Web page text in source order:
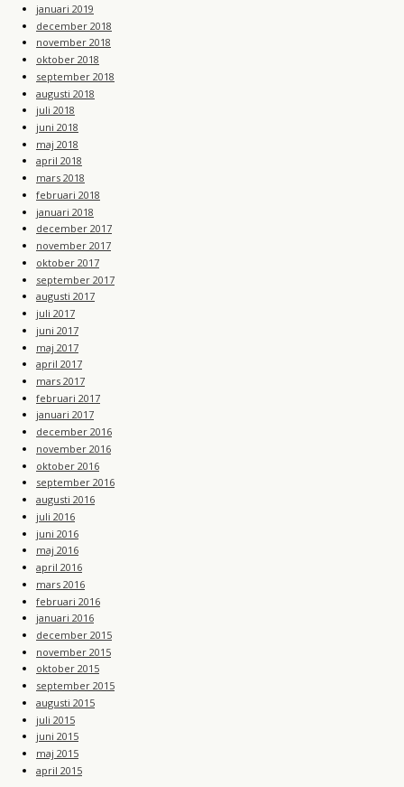
januari 2019
december 2018
november 2018
oktober 2018
september 2018
augusti 2018
juli 2018
juni 2018
maj 2018
april 2018
mars 2018
februari 2018
januari 2018
december 2017
november 2017
oktober 2017
september 2017
augusti 2017
juli 2017
juni 2017
maj 2017
april 2017
mars 2017
februari 2017
januari 2017
december 2016
november 2016
oktober 2016
september 2016
augusti 2016
juli 2016
juni 2016
maj 2016
april 2016
mars 2016
februari 2016
januari 2016
december 2015
november 2015
oktober 2015
september 2015
augusti 2015
juli 2015
juni 2015
maj 2015
april 2015